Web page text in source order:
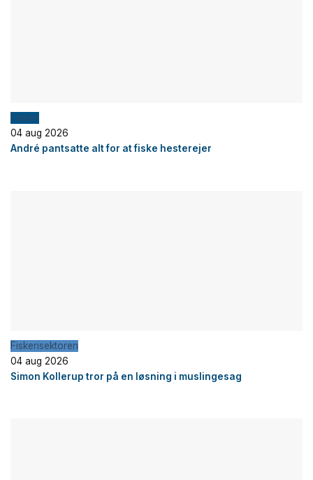
Fiskeri
04 aug 2026
André pantsatte alt for at fiske hesterejer
Fiskerisektoren
04 aug 2026
Simon Kollerup tror på en løsning i muslingesag